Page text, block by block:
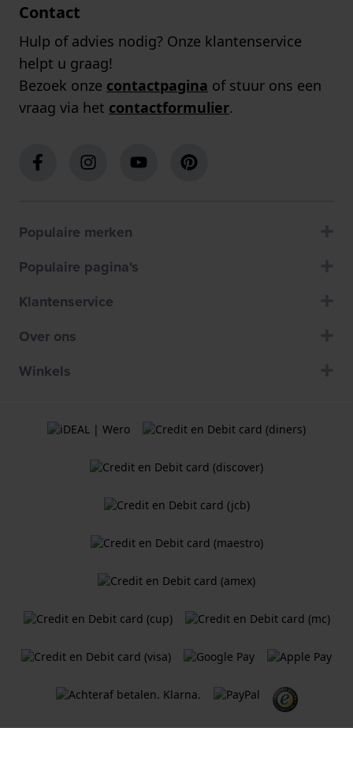
Contact
Hulp of advies nodig? Onze klantenservice
helpt u graag!
Bezoek onze contactpagina of stuur ons een
vraag via het contactformulier.
Populaire merken
Populaire pagina's
Klantenservice
Over ons
Winkels